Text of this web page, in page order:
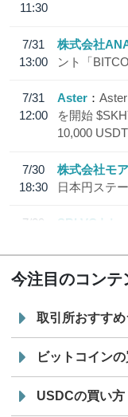
11:30
7/31
13:00
株式会社
ント「
7/31
12:00
Aster
を開始
10,000 USDT
7/30
18:30
株式会社モ
日本円ステ
7/29
SBI VCトレ
今注目のコンテ
取引所おすす
ビットコイン
USDCの買い方